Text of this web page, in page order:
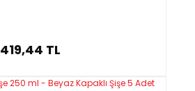
419,44 TL